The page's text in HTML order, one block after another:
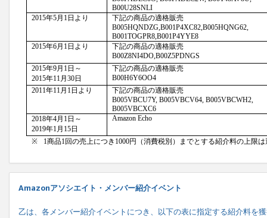
Amazonアソシエイト・メンバー紹介イベント
乙は、各メンバー紹介イベントにつき、以下の表に指定する紹介料を